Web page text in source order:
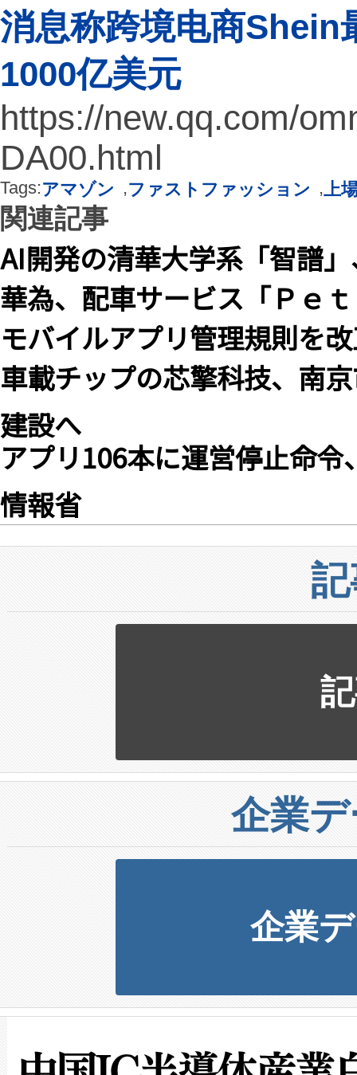
消息称跨境电商Shein
1000亿美元
https://new.qq.com/
DA00.html
Tags:アマゾン ,ファストファッション ,上
関連記事
AI開発の清華大学系「智譜
華為、配車サービス「Ｐｅ
モバイルアプリ管理規則を
車載チップの芯擎科技、南
建設へ
アプリ106本に運営停止命
情報省
企業
企業